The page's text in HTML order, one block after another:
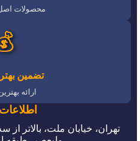
محصولات
تضمین
ارائه
تهران، خیابان ملت، بالاتر از